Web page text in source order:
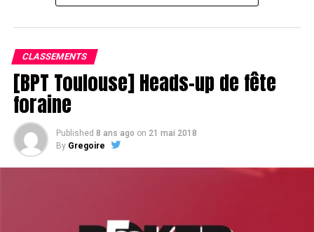
CLASSEMENTS
[BPT Toulouse] Heads-up de fête
foraine
Published 8 ans ago on 21 mai 2018
By Gregoire